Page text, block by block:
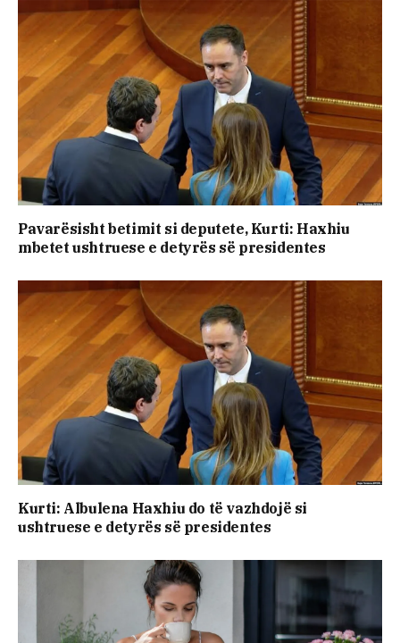
Pavarësisht betimit si deputete, Kurti: Haxhiu
mbetet ushtruese e detyrës së presidentes
Kurti: Albulena Haxhiu do të vazhdojë si
ushtruese e detyrës së presidentes